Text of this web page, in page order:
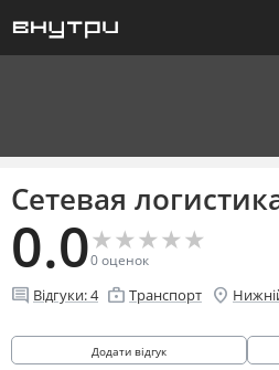
Сетевая
0.0★
★★
★★
★★
★★
★
0оценок
comment Відгуки:4 enterprise Транспорт location_on
Додати відгук